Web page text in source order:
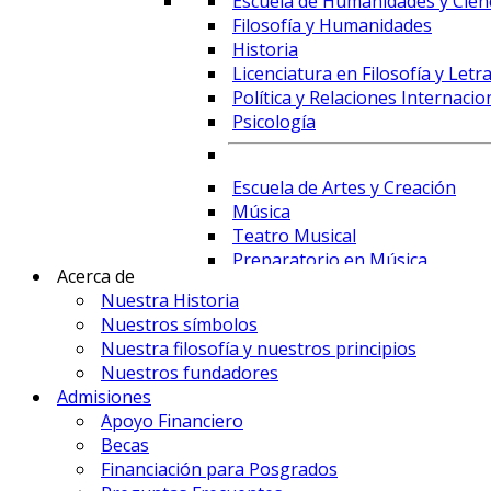
Filosofía y Humanidades
Historia
Licenciatura en Filosofía y
Política y Relaciones
Psicología
Escuela de Artes y Creación
Música
Teatro Musical
Preparatorio en Música
Prime Business School
Administración de Empresas y
Contaduría
Finanzas, Fintech y Comercio
Acerca de
Nuestra Historia
Nuestros símbolos
Nuestra filosofía y nuestros principios
Nuestros fundadores
Admisiones
Apoyo Financiero
Becas
Financiación para Posgrados